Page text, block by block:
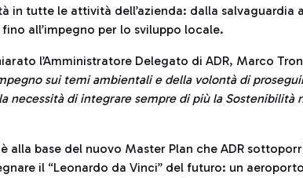
in tutte le attività dell’azienda: dalla salvaguardia
all’impegno per lo sviluppo locale.
l’Amministratore Delegato di ADR, Marco
sui temi ambientali e della volontà di
necessità di integrare sempre di più la Sostenibilità
alla base del nuovo Master Plan che ADR
il “Leonardo da Vinci” del futuro: un